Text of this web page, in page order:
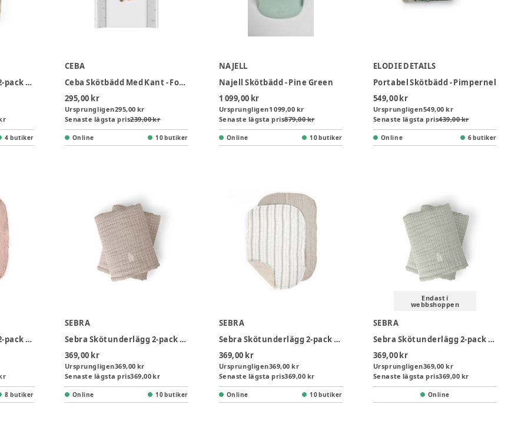
Sebra Skötunderlägg 2-pack - Sophora Leaves
4 butiker
CEBA
Ceba Skötbädd Med Kant - Fox with Balloons
295,00 kr
Ursprungligen295,00 kr
Senaste lägsta pris239,00 kr
Online 10 butiker
NAJELL
Najell Skötbädd - Pine Green
1 099,00 kr
Ursprungligen1 099,00 kr
Senaste lägsta pris879,00 kr
Online 10 butiker
ELODIE DETAILS
Portabel Skötbädd - Pimpernel
549,00 kr
Ursprungligen549,00 kr
Senaste lägsta pris439,00 kr
Online 6 butiker
Sebra Skötunderlägg 2-pack - Powder Blossom
8 butiker
SEBRA
Sebra Skötunderlägg 2-pack - Beige
369,00 kr
Ursprungligen369,00 kr
Senaste lägsta pris369,00 kr
Online 10 butiker
SEBRA
Sebra Skötunderlägg 2-pack - Rand
369,00 kr
Ursprungligen369,00 kr
Senaste lägsta pris369,00 kr
Online 10 butiker
Endast i
webbshoppen
SEBRA
Sebra Skötunderlägg 2-pack - Grön
369,00 kr
Ursprungligen369,00 kr
Senaste lägsta pris369,00 kr
Online